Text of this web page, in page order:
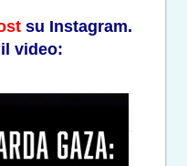
su Instagram.
video: